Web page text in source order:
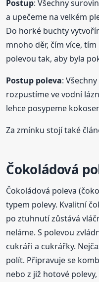
Postup: Všechny
a upečeme na velkém
Do horké buchty
mnoho děr, čím více,
polevou tak, aby byla
Postup poleva:
rozpustíme ve vodní
lehce posypeme
Za zmínku stojí také
Čokoládová
Čokoládová poleva
typem polevy. Kvalitní
po ztuhnutí zůstává
neláme. S polevou
cukráři a cukrářky.
polít. Připravuje se
nebo z již hotové